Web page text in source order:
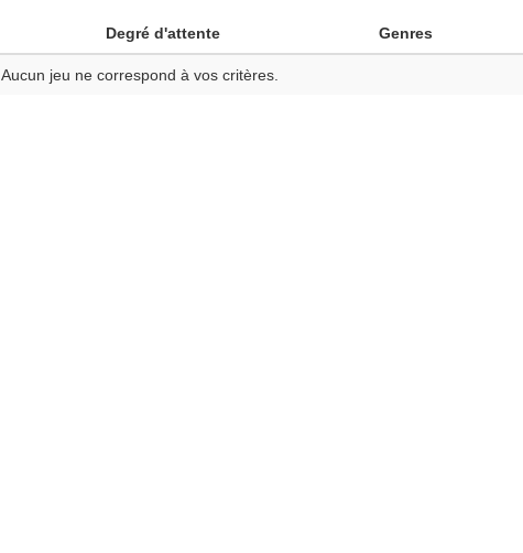
Degré d'attente Genres
Aucun jeu ne correspond à vos critères.